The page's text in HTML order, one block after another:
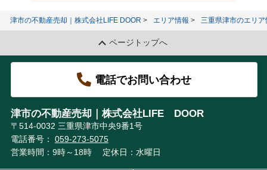
津市の不動産売却｜株式会社LIFE DOOR エリア情報 三重県津市のエリア
ページトップへ
電話でお問い合わせ
津市の不動産売却｜株式会社LIFE DOOR
〒514-0032 三重県津市中央9番1号
電話番号： 059-273-5075
営業時間：9時～18時
定休日：水曜日